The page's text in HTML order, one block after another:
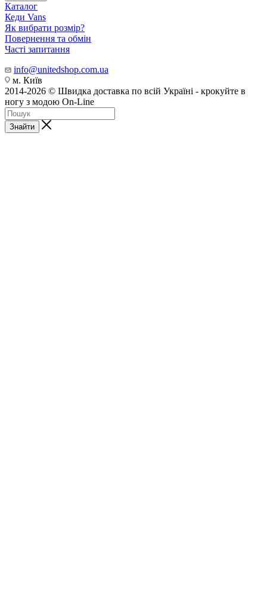
Каталог
Кеди Vans
Як вибрати розмір?
Повернення та обмін
Часті запитання
info@unitedshop.com.ua
м. Київ
2014-2026 © Швидка доставка по всій Україні - крокуйте в
ногу з модою On-Line
Знайти